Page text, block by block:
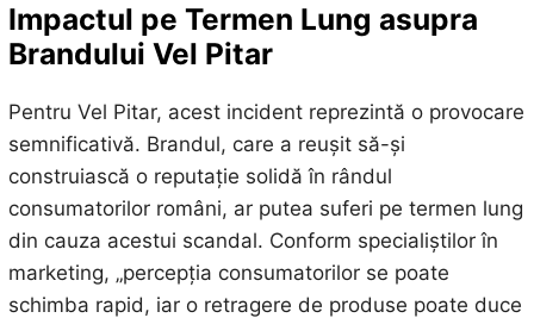
Impactul pe Termen Lung asupra
Brandului Vel Pitar
Pentru Vel Pitar, acest incident reprezintă o provocare
semnificativă. Brandul, care a reușit să-și
construiască o reputație solidă în rândul
consumatorilor români, ar putea suferi pe termen lung
din cauza acestui scandal. Conform specialiștilor în
marketing, „percepția consumatorilor se poate
schimba rapid, iar o retragere de produse poate duce